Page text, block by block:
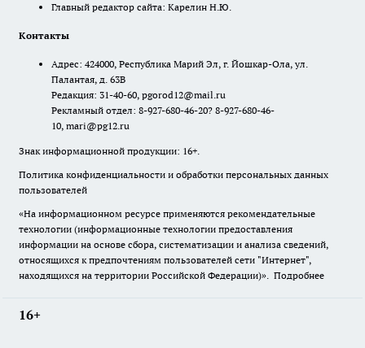
Главный редактор сайта: Карелин Н.Ю.
Контакты
Адрес: 424000, Республика Марий Эл, г. Йошкар-Ола, ул.
Палантая, д. 63В
Редакция: 31-40-60, pgorod12@mail.ru
Рекламный отдел: 8-927-680-46-20? 8-927-680-46-
10, mari@pg12.ru
Знак информационной продукции: 16+.
Политика конфиденциальности и обработки персональных данных
пользователей
«На информационном ресурсе применяются рекомендательные
технологии (информационные технологии предоставления
информации на основе сбора, систематизации и анализа сведений,
относящихся к предпочтениям пользователей сети "Интернет",
находящихся на территории Российской Федерации)». Подробнее
16+